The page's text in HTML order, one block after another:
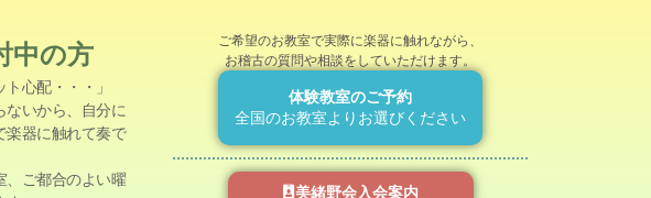
中の方
心配・・・」
ないから、自分に
楽器に触れて奏で
、ご都合のよい曜
ご希望のお教室で実際に楽器に触れながら、
お稽古の質問や相談をしていただけます。
体験教室のご予約
全国のお教室よりお選びください
美緒野会入会案内